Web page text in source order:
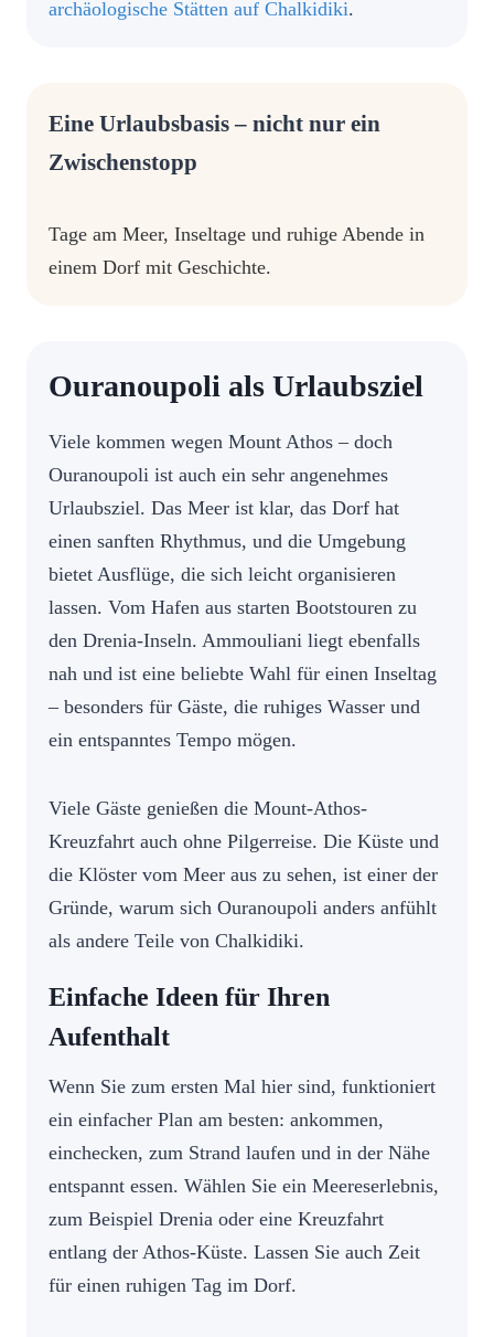
archäologische Stätten auf Chalkidiki.
Eine Urlaubsbasis – nicht nur ein
Zwischenstopp
Tage am Meer, Inseltage und ruhige Abende in
einem Dorf mit Geschichte.
Ouranoupoli als Urlaubsziel
Viele kommen wegen Mount Athos – doch
Ouranoupoli ist auch ein sehr angenehmes
Urlaubsziel. Das Meer ist klar, das Dorf hat
einen sanften Rhythmus, und die Umgebung
bietet Ausflüge, die sich leicht organisieren
lassen. Vom Hafen aus starten Bootstouren zu
den Drenia-Inseln. Ammouliani liegt ebenfalls
nah und ist eine beliebte Wahl für einen Inseltag
– besonders für Gäste, die ruhiges Wasser und
ein entspanntes Tempo mögen.
Viele Gäste genießen die Mount-Athos-
Kreuzfahrt auch ohne Pilgerreise. Die Küste und
die Klöster vom Meer aus zu sehen, ist einer der
Gründe, warum sich Ouranoupoli anders anfühlt
als andere Teile von Chalkidiki.
Einfache Ideen für Ihren
Aufenthalt
Wenn Sie zum ersten Mal hier sind, funktioniert
ein einfacher Plan am besten: ankommen,
einchecken, zum Strand laufen und in der Nähe
entspannt essen. Wählen Sie ein Meereserlebnis,
zum Beispiel Drenia oder eine Kreuzfahrt
entlang der Athos-Küste. Lassen Sie auch Zeit
für einen ruhigen Tag im Dorf.